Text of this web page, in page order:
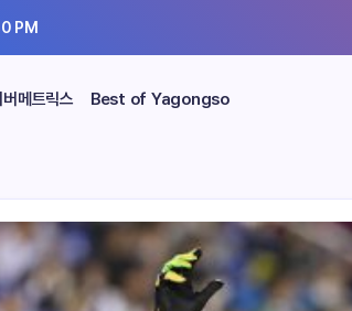
PM
버메트릭스 Best of Yagongso